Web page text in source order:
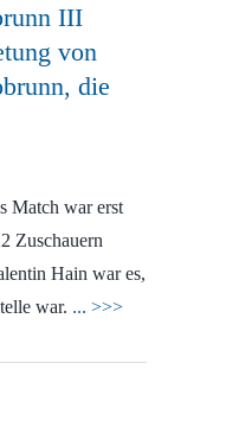
III
von
die
Match war erst
Zuschauern
Hain war es,
war. ... >>>